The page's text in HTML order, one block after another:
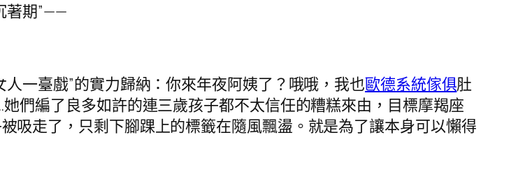
著期”——
一臺戲”的實力歸納：你來年夜阿姨了？哦哦，我也歐德系統傢俱肚
們編了良多如許的連三歲孩子都不太信任的糟糕來由，目標摩羯座
吸走了，只剩下腳踝上的標籤在隨風飄盪。就是為了讓本身可以懶得